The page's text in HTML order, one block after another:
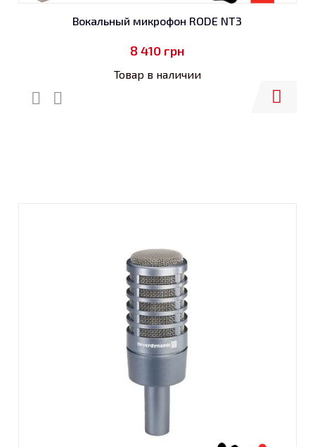
Вокальный микрофон RODE NT3
8 410 грн
Товар в наличии